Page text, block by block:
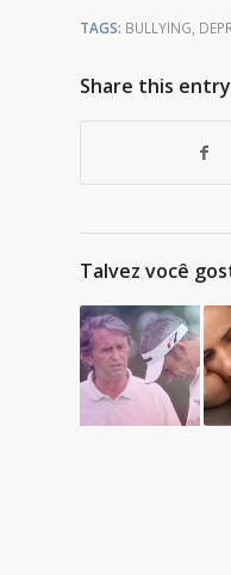
TAGS: BULLYING
Share this entry
Talvez você